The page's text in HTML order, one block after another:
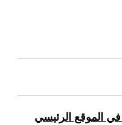
الموقع الرئيسي